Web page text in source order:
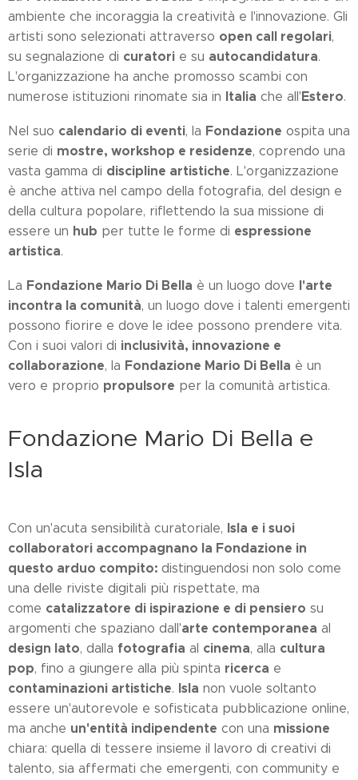
ambiente che incoraggia la creatività e l'innovazione. Gli
artisti sono selezionati attraverso open call regolari,
su segnalazione di curatori e su autocandidatura.
L'organizzazione ha anche promosso scambi con
numerose istituzioni rinomate sia in Italia che all'Estero.
Nel suo calendario di eventi, la Fondazione ospita una
serie di mostre, workshop e residenze, coprendo una
vasta gamma di discipline artistiche. L'organizzazione
è anche attiva nel campo della fotografia, del design e
della cultura popolare, riflettendo la sua missione di
essere un hub per tutte le forme di espressione
artistica.
La Fondazione Mario Di Bella è un luogo dove l'arte
incontra la comunità, un luogo dove i talenti emergenti
possono fiorire e dove le idee possono prendere vita.
Con i suoi valori di inclusività, innovazione e
collaborazione, la Fondazione Mario Di Bella è un
vero e proprio propulsore per la comunità artistica.
Fondazione Mario Di Bella e
Isla
Con un'acuta sensibilità curatoriale, Isla e i suoi
collaboratori accompagnano la Fondazione in
questo arduo compito: distinguendosi non solo come
una delle riviste digitali più rispettate, ma
come catalizzatore di ispirazione e di pensiero su
argomenti che spaziano dall'arte contemporanea al
design lato, dalla fotografia al cinema, alla cultura
pop, fino a giungere alla più spinta ricerca e
contaminazioni artistiche. Isla non vuole soltanto
essere un'autorevole e sofisticata pubblicazione online,
ma anche un'entità indipendente con una missione
chiara: quella di tessere insieme il lavoro di creativi di
talento, sia affermati che emergenti, con community e